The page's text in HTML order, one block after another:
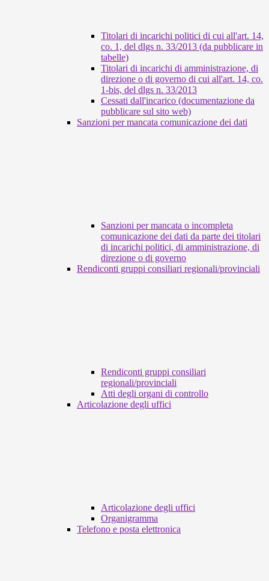
Titolari di incarichi politici di cui all'art. 14,
co. 1, del dlgs n. 33/2013 (da pubblicare in
tabelle)
Titolari di incarichi di amministrazione, di
direzione o di governo di cui all'art. 14, co.
1-bis, del dlgs n. 33/2013
Cessati dall'incarico (documentazione da
pubblicare sul sito web)
Sanzioni per mancata comunicazione dei dati
Sanzioni per mancata o incompleta
comunicazione dei dati da parte dei titolari
di incarichi politici, di amministrazione, di
direzione o di governo
Rendiconti gruppi consiliari regionali/provinciali
Rendiconti gruppi consiliari
regionali/provinciali
Atti degli organi di controllo
Articolazione degli uffici
Articolazione degli uffici
Organigramma
Telefono e posta elettronica